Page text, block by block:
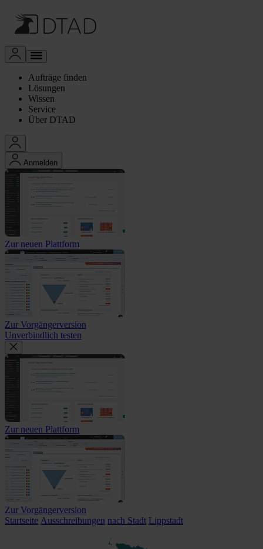
Aufträge finden
Lösungen
Wissen
Service
Über DTAD
Anmelden
Zur neuen Plattform
Zur Vorgängerversion
Unverbindlich testen
Zur neuen Plattform
Zur Vorgängerversion
Startseite Ausschreibungen nach Stadt Lippstadt